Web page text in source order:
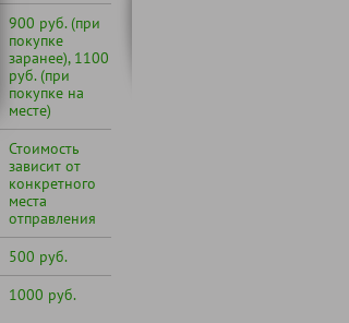
900 руб. (при
покупке
заранее), 1100
руб. (при
покупке на
месте)
Стоимость
зависит от
конкретного
места
отправления
500 руб.
1000 руб.